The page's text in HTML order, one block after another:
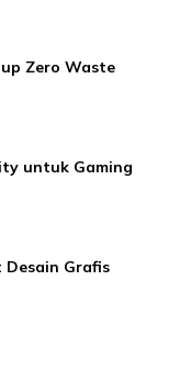
Zero Waste
untuk Gaming
Grafis